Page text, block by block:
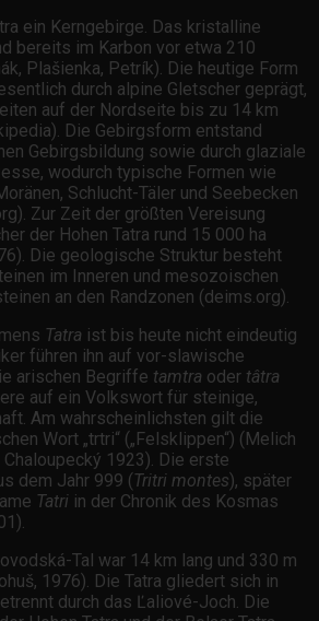
ein Kerngebirge. Das kristalline
bereits im Karbon vor etwa 210
Plašienka, Petrík). Die heutige Form
durch alpine Gletscher geprägt,
auf der Nordseite bis zu 14 km
Die Gebirgsform entstand
Gebirgsbildung sowie durch glaziale
wodurch typische Formen wie
Schlucht-Täler und Seebecken
Zur Zeit der größten Vereisung
der Hohen Tatra rund 15 000 ha
Die geologische Struktur besteht
im Inneren und mesozoischen
an den Randzonen (deims.org).
Tatra ist bis heute nicht eindeutig
führen ihn auf vor-slawische
arischen Begriffe tamtra oder tâtra
auf ein Volkswort für steinige,
Am wahrscheinlichsten gilt die
Wort „trtri“ („Felsklippen“) (Melich
1923). Die erste
dem Jahr 999 (Tritri montes), später
Tatri in der Chronik des Kosmas
Tal war 14 km lang und 330 m
1976). Die Tatra gliedert sich in
durch das Ľaliové-Joch. Die